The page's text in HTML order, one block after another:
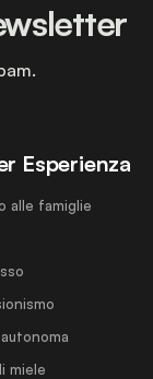
Esperienza
alle famiglie
miele